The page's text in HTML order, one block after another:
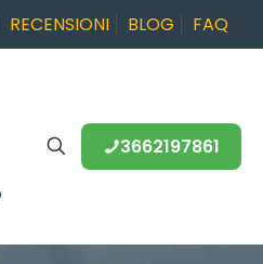
RECENSIONI BLOG FAQ
3662197861